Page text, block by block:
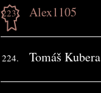
223. Alex1105
224. Tomáš Kubera